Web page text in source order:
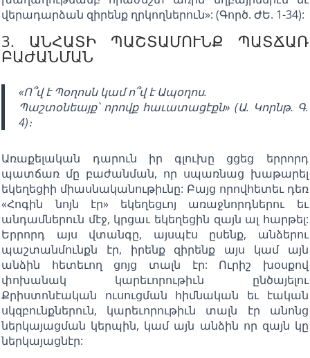
վերադարձան զիրենք ղրկողներուն»: (Գործ. ԺԵ. 1-34):
3. ԱՆՀԱՏԻ ՊԱՇՏԱՄՈՒՆՔ ՊԱՏՃԱՌ
ԲԱԺԱՆՄԱՆ
«Ո՞վ է Պօղոսն կամ ո՞վ է Ապօղոս.
Պաշտօնեայք՝ որովք հաւատացէքն» (Ա. Կորնթ. Գ.
4)։
Առաքելական դարուն իր գլուխը ցցեց երրորդ
պատճառ մը բաժանման, որ սպառնաց խաթարել
եկեղեցիի միասնականութիւնը: Բայց որովհետեւ դեռ
«Հոգին նոյն էր» եկեղեցւոյ առաջնորդներու եւ
անդամներուն մէջ, կրցաւ եկեղեցին զայն ալ հարթել:
Երրորդ այս վտանգը, այսպէս ըսենք, անձերու
պաշտանմունքն էր, իրենք զիրենք այս կամ այն
անձին հետեւող ցոյց տալն էր: Ուրիշ խօսքով
փոխանակ կարեւորութիւն ընծայելու
Քրիստոնէական ուսուցման հիմնական եւ էական
սկզբունքներուն, կարեւորութիւն տալն էր անոնց
ներկայացման կերպին, կամ այն անձին որ զայն կը
ներկայացնէր: